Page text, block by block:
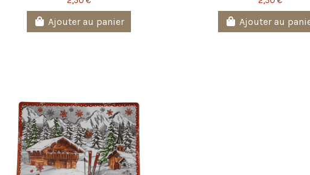
Ajouter au panier Ajouter au